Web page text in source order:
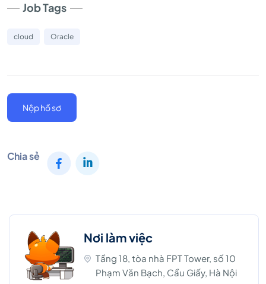
Job Tags
cloud Oracle
Nộp hồ sơ
Chia sẻ
Nơi làm việc
Tầng 18, tòa nhà FPT Tower, số 10
Phạm Văn Bạch, Cầu Giấy, Hà Nội